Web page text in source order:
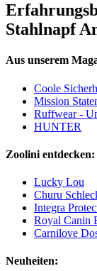
Stahlnapf
Aus unserem
Coole
Mission
Ruffwear -
HUNTER
Zoolini entdecken:
Lucky Lou
Churu
Integra
Royal Canin
Carnilove
Neuheiten: